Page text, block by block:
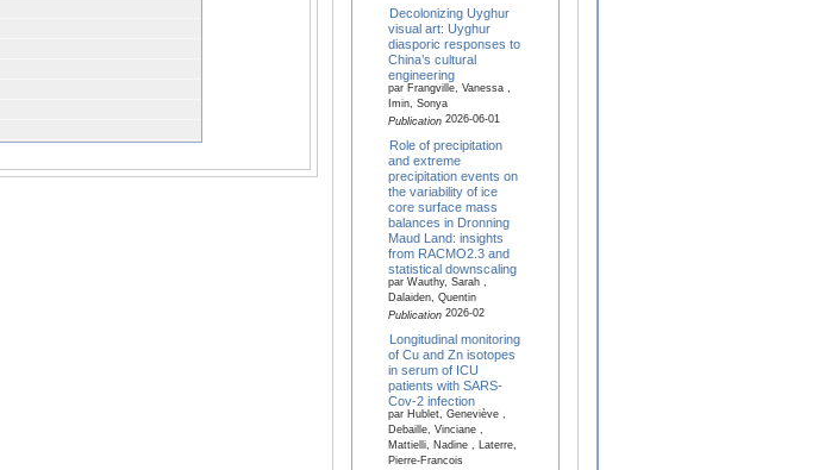
Decolonizing Uyghur
visual art: Uyghur
diasporic responses to
China’s cultural
engineering
par Frangville, Vanessa ,
Imin, Sonya
Publication2026-06-01
Role of precipitation
and extreme
precipitation events on
the variability of ice
core surface mass
balances in Dronning
Maud Land: insights
from RACMO2.3 and
statistical downscaling
par Wauthy, Sarah ,
Dalaiden, Quentin
Publication2026-02
Longitudinal monitoring
of Cu and Zn isotopes
in serum of ICU
patients with SARS-
Cov-2 infection
par Hublet, Geneviève ,
Debaille, Vinciane ,
Mattielli, Nadine , Laterre,
Pierre-Francois